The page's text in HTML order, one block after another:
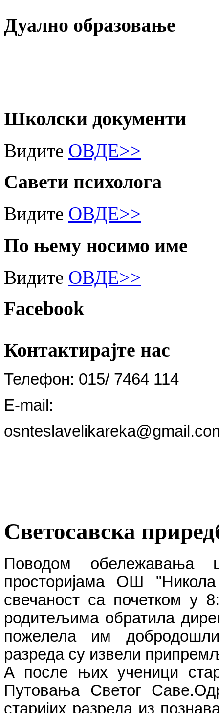
Дуално образовање
Школски документи
Видите ОВДЕ>>
Савети психолога
Видите ОВДЕ>>
По њему носимо име
Видите ОВДЕ>>
Facebook
Контактирајте нас
Телефон: 015/ 7464 114
E-mail:
Светосавска
Поводом обележавања
просторијама ОШ "Никола
свечаност са почетком у
родитељима обратила
пожелела им
разреда су извели
А после њих ученици
Путовања Светог
старијих разреда из